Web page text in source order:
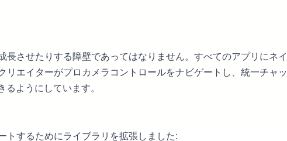
させたりする障壁であってはなりません。すべてのアプリにネイ
エイターがプロカメラコントロールをナビゲートし、統一チャッ
るようにしています。
トするためにライブラリを拡張しました: